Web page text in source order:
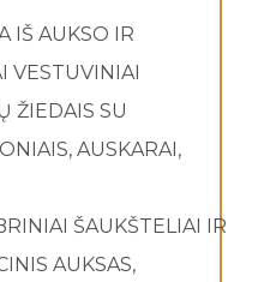
IŠ AUKSO IR
VESTUVINIAI
ŽIEDAIS SU
AUSKARAI,
ŠAUKŠTELIAI IR
AUKSAS,